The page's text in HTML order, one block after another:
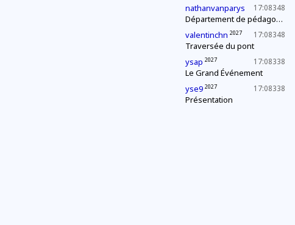
17:08348
nathanvanparys
Département de pédagogie : le « c'est plus, c'est moins »
17:08348
valentinchn 2027
Traversée du pont
17:08338
ysap 2027
Le Grand Événement
17:08338
yse9 2027
Présentation